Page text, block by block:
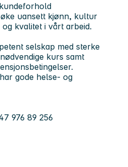
uansett kjønn, kultur
kvalitet i vårt arbeid.
selskap med sterke
kurs samt
gode helse- og
976 89 256